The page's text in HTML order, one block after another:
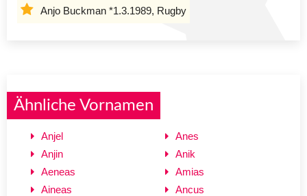
Anjo Buckman *1.3.1989, Rugby
Ähnliche Vornamen
Anjel
Anjin
Aeneas
Aineas
Anes
Anik
Amias
Ancus